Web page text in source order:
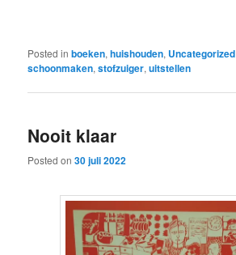
Posted in boeken,huishouden, Uncategorized
schoonmaken,stofzuiger,uitstellen
Nooit klaar
Posted on30 juli 2022